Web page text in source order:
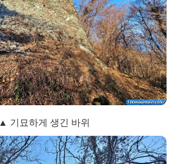
▲ 기묘하게 생긴 바위